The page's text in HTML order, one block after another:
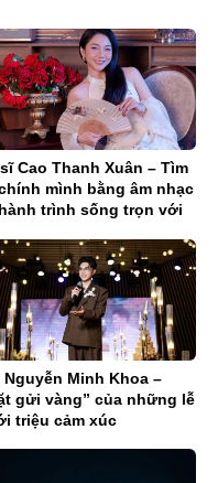
Cao Thanh Xuân – Tìm
mình bằng âm nhạc
trình sống trọn với
Nguyễn Minh Khoa –
gửi vàng” của những lễ
triệu cảm xúc